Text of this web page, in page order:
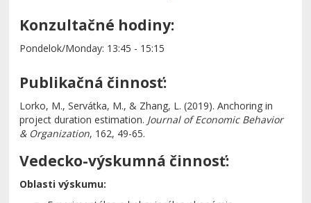
Konzultačné hodiny:
Pondelok/Monday: 13:45 - 15:15
Publikačná činnosť:
Lorko, M., Servátka, M., & Zhang, L. (2019). Anchoring in
project duration estimation. Journal of Economic Behavior
& Organization, 162, 49-65.
Vedecko-výskumná činnosť:
Oblasti výskumu: